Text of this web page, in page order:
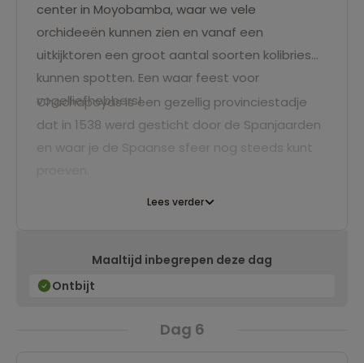
center in Moyobamba, waar we vele
orchideeën kunnen zien en vanaf een
uitkijktoren een groot aantal soorten kolibries
kunnen spotten. Een waar feest voor
vogelliefhebbers!
Chachapoyas is een gezellig provinciestadje
dat in 1538 werd gesticht door de Spanjaarden
en waar je de Spaanse sfeer nog steeds kunt
Lees verder
Maaltijd inbegrepen deze dag
Ontbijt
Dag 6